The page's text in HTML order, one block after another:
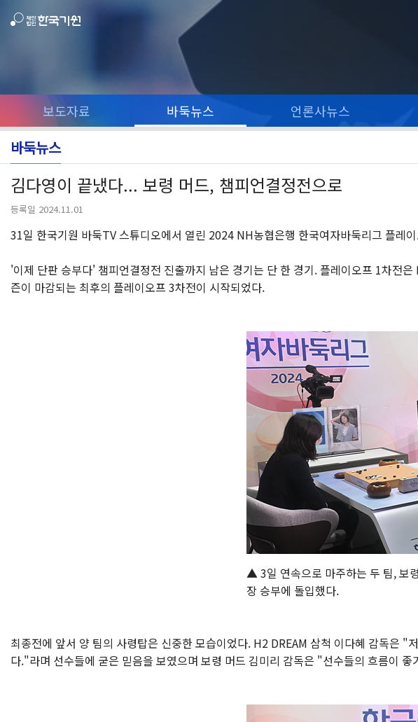
보도자료 바둑뉴스 언론사뉴스
바둑뉴스
김다영이 끝냈다... 보령 머드, 챔피언결정전으로
등록일 2024.11.01
31일 한국기원 바둑TV 스튜디오에서 열린 2024 NH농협은행 한국여자바둑리그 플레
'이제 단판 승부다' 챔피언결정전 진출까지 남은 경기는 단 한 경기. 플레이오프 1차전
즌이 마감되는 최후의 플레이오프 3차전이 시작되었다.
▲ 3일 연속으로 마주하는 두 팀, 보
장 승부에 돌입했다.
최종전에 앞서 양 팀의 사령탑은 신중한 모습이었다. H2 DREAM 삼척 이다혜 감독은
다."라며 선수들에 굳은 믿음을 보였으며 보령 머드 김미리 감독은 "선수들의 흐름이